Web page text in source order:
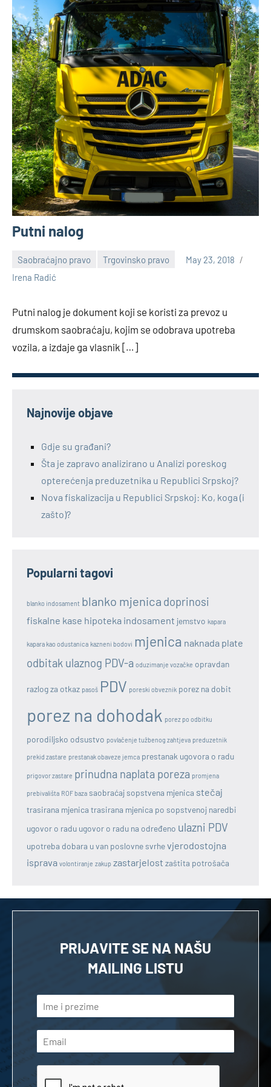
Putni nalog
Saobraćajno pravo Trgovinsko pravo
May 23, 2018
Irena Radić
No
Putni nalog je dokument koji se koristi za prevoz u
drumskom saobraćaju, kojim se odobrava upotreba
vozila, a izdaje ga vlasnik […]
Najnovije objave
Gdje su građani?
Šta je zapravo analizirano u Analizi poreskog
opterećenja preduzetnika u Republici Srpskoj?
Nova fiskalizacija u Republici Srpskoj: Ko, koga (i
zašto)?
Popularni tagovi
blanko indosament blanko mjenica doprinosi
fiskalne kase hipoteka indosament jemstvo kapara
kapara kao odustanica kazneni bodovi mjenica naknada plate
odbitak ulaznog PDV-a oduzimanje vozačke opravdan
razlog za otkaz pasoš PDV poreski obveznik porez na dobit
porez na dohodak porez po odbitku
porodiljsko odsustvo povlačenje tužbenog zahtjeva preduzetnik
prekid zastare prestanak obaveze jemca prestanak ugovora o radu
prigovor zastare prinudna naplata poreza promjena
prebivališta ROF baza saobraćaj sopstvena mjenica stečaj
trasirana mjenica trasirana mjenica po sopstvenoj naredbi
ugovor o radu ugovor o radu na određeno ulazni PDV
upotreba dobara u van poslovne svrhevjerodostojna
isprava volontiranje zakup zastarjelost zaštita potrošača
PRIJAVITE SE NA NAŠU
MAILING LISTU